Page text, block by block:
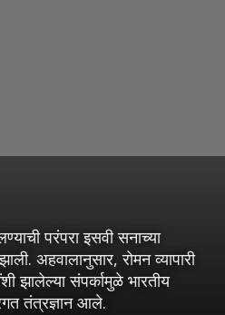
परंपरा इसवी सनाच्या
अहवालानुसार, रोमन व्यापारी
झालेल्या संपर्कामुळे भारतीय
तंत्रज्ञान आले.